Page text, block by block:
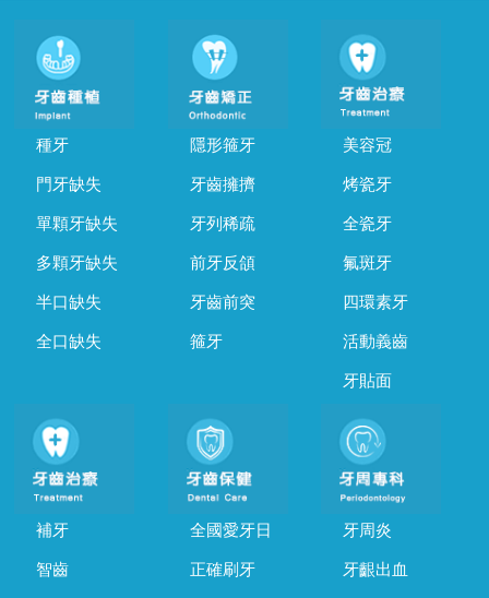
種牙
門牙缺失
單顆牙缺失
多顆牙缺失
半口缺失
全口缺失
隱形箍牙
牙齒擁擠
牙列稀疏
前牙反頜
牙齒前突
箍牙
美容冠
烤瓷牙
全瓷牙
氟斑牙
四環素牙
活動義齒
牙貼面
補牙
智齒
全國愛牙日
正確刷牙
牙周炎
牙齦出血